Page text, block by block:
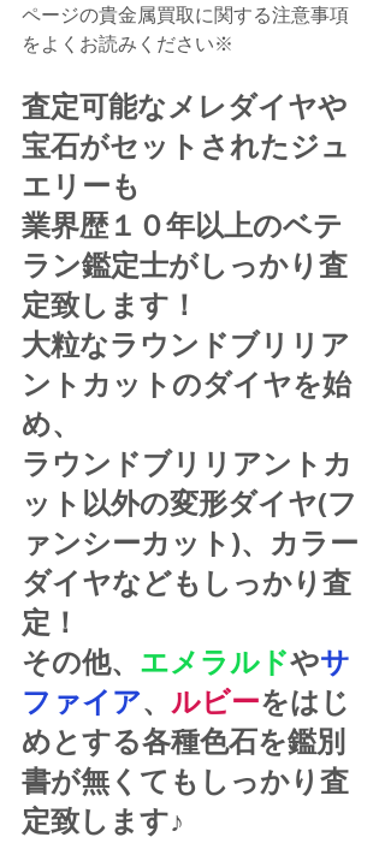
ページの貴金属買取に関する注意事項
をよくお読みください※
査定可能なメレダイヤや
宝石がセットされたジュ
エリーも
業界歴１０年以上のベテ
ラン鑑定士がしっかり査
定致します！
大粒なラウンドブリリア
ントカットのダイヤを始
め、
ラウンドブリリアントカ
ット以外の変形ダイヤ(フ
ァンシーカット)、カラー
ダイヤなどもしっかり査
定！
その他、 エメラルドやサ
ファイア、 ルビーをはじ
めとする各種色石を鑑別
書が無くてもしっかり査
定致します♪